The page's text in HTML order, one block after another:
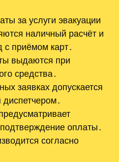
за услуги эвакуации
наличный расчёт и
с приёмом карт․
выдаются при
средства․
заявках допускается
оплаты․
согласно